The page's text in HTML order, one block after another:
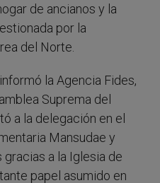
de ancianos y la
por la
del Norte.
la Agencia Fides,
Suprema del
a la delegación en el
Mansudae y
a la Iglesia de
papel asumido en